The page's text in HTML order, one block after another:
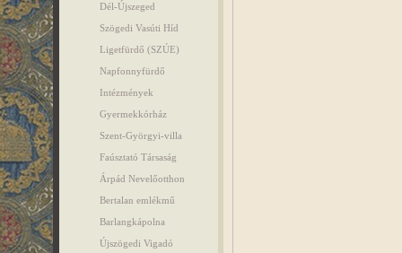
Dél-Újszeged
Szögedi Vasúti Híd
Ligetfürdő (SZÚE)
Napfonnyfürdő
Intézmények
Gyermekkórház
Szent-Györgyi-villa
Faúsztató Társaság
Árpád Nevelőotthon
Bertalan emlékmű
Barlangkápolna
Újszögedi Vigadó